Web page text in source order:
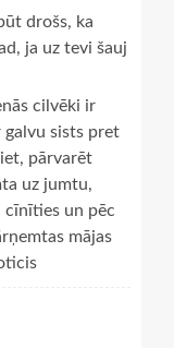
drošs, ka
ja uz tevi šauj
cilvēki ir
sists pret
pārvarēt
uz jumtu,
un pēc
mājas